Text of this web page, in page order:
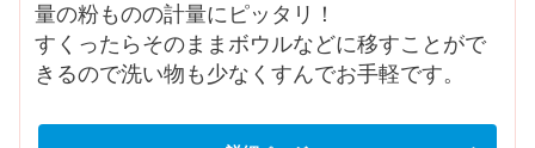
量の粉ものの計量にピッタリ！
すくったらそのままボウルなどに移すことがで
きるので洗い物も少なくすんでお手軽です。